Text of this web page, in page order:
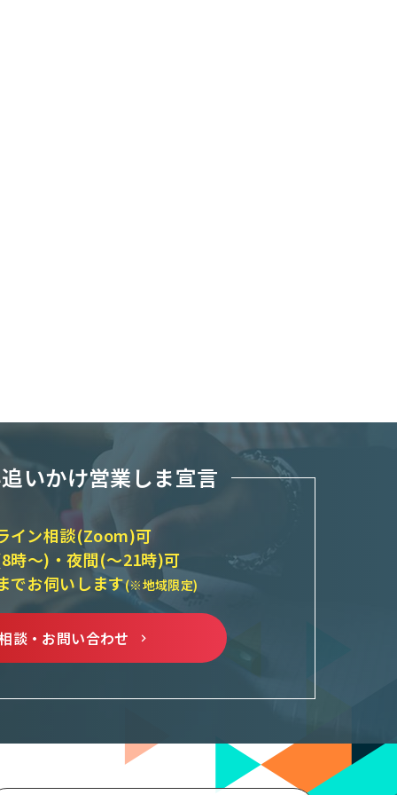
いかけ営業しま宣言
イン相談(Zoom)可
時～)・夜間(～21時)可
でお伺いします(※地域限定)
談・お問い合わせ